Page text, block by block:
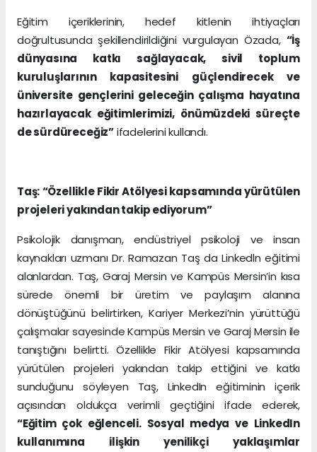
Eğitim içeriklerinin, hedef kitlenin ihtiyaçları
doğrultusunda şekillendirildiğini vurgulayan Özada, “İş
dünyasına katkı sağlayacak, sivil toplum
kuruluşlarının kapasitesini güçlendirecek ve
üniversite gençlerini geleceğin çalışma hayatına
hazırlayacak eğitimlerimizi, önümüzdeki süreçte
de sürdüreceğiz”ifadelerini kullandı.
Taş: “Özellikle Fikir Atölyesi kapsamında yürütülen
projeleri yakından takip ediyorum”
Psikolojik danışman, endüstriyel psikoloji ve insan
kaynakları uzmanı Dr. Ramazan Taş da Linkedln eğitimi
alanlardan. Taş, Garaj Mersin ve Kampüs Mersin’in kısa
sürede önemli bir üretim ve paylaşım alanına
dönüştüğünü belirtirken, Kariyer Merkezi’nin yürüttüğü
çalışmalar sayesinde Kampüs Mersin ve Garaj Mersin ile
tanıştığını belirtti. Özellikle Fikir Atölyesi kapsamında
yürütülen projeleri yakından takip ettiğini ve katkı
sunduğunu söyleyen Taş, LinkedIn eğitiminin içerik
açısından oldukça verimli geçtiğini ifade ederek,
“Eğitim çok eğlenceli. Sosyal medya ve LinkedIn
kullanımına ilişkin yenilikçi yaklaşımlar